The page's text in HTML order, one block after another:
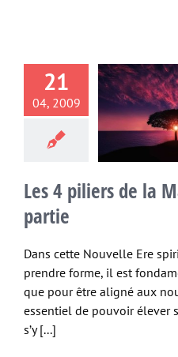
21
04, 2009
de la
de Soi,
partie
Etres
Les 4 piliers de la
partie
Dans cette Nouvelle Ere
prendre forme, il est
que pour être aligné aux
essentiel de pouvoir élever
s’y [...]